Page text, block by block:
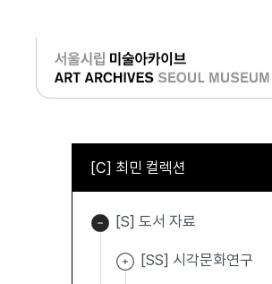
로그인
[C] 최민 컬렉션
[S] 도서 자료
[SS] 시각문화연구